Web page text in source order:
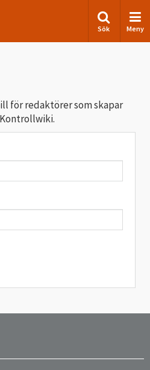
Sök Meny
för redaktörer som skapar